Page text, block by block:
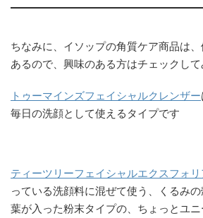
ちなみに、イソップの角質ケア商品は
あるので、興味のある方はチェックして
トゥーマインズフェイシャルクレンザー
毎日の洗顔として使えるタイプです
ティーツリーフェイシャルエクスフォリ
っている洗顔料に混ぜて使う、くるみ
葉が入った粉末タイプの、ちょっとユ